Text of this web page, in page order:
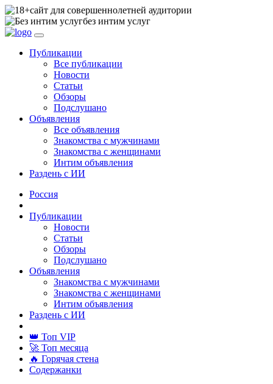
сайт для совершеннолетней аудитории
без интим услуг
Публикации
Все публикации
Новости
Статьи
Обзоры
Подслушано
Объявления
Все объявления
Знакомства с мужчинами
Знакомства с женщинами
Интим объявления
Раздень с ИИ
Россия
Публикации
Новости
Статьи
Обзоры
Подслушано
Объявления
Знакомства с мужчинами
Знакомства с женщинами
Интим объявления
Раздень с ИИ
👑 Топ VIP
🚀 Топ месяца
🔥 Горячая стена
Содержанки